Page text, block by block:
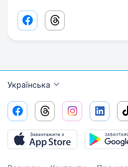
Facebook share link
Threads share link
Українська